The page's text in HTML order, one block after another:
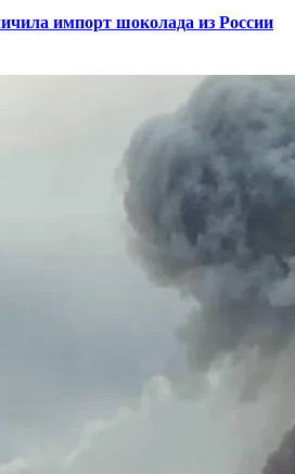
импорт шоколада из России